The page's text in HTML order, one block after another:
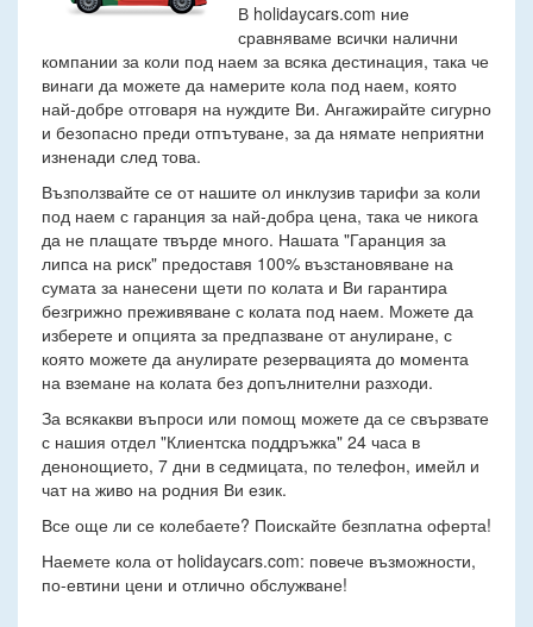
В holidaycars.com ние
сравняваме всички налични
компании за коли под наем за всяка дестинация, така че
винаги да можете да намерите кола под наем, която
най-добре отговаря на нуждите Ви. Ангажирайте сигурно
и безопасно преди отпътуване, за да нямате неприятни
изненади след това.
Възползвайте се от нашите ол инклузив тарифи за коли
под наем с гаранция за най-добра цена, така че никога
да не плащате твърде много. Нашата "Гаранция за
липса на риск" предоставя 100% възстановяване на
сумата за нанесени щети по колата и Ви гарантира
безгрижно преживяване с колата под наем. Можете да
изберете и опцията за предпазване от анулиране, с
която можете да анулирате резервацията до момента
на вземане на колата без допълнителни разходи.
За всякакви въпроси или помощ можете да се свързвате
с нашия отдел "Клиентска поддръжка" 24 часа в
денонощието, 7 дни в седмицата, по телефон, имейл и
чат на живо на родния Ви език.
Все още ли се колебаете? Поискайте безплатна оферта!
Наемете кола от holidaycars.com: повече възможности,
по-евтини цени и отлично обслужване!